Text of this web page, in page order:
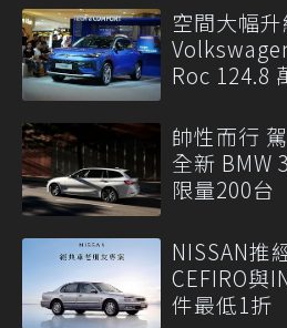
空間大幅
Roc 124.8
帥性而行
全新 BMW
限量200台
NISSAN推
CEFIRO與
件最低1折